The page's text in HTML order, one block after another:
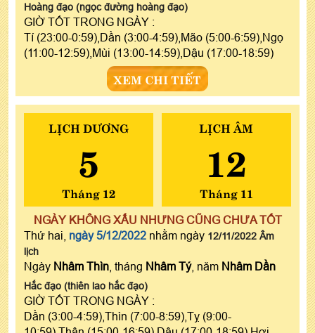
Hoàng đạo (ngọc đường hoàng đạo)
GIỜ TỐT TRONG NGÀY :
Tí (23:00-0:59),Dần (3:00-4:59),Mão (5:00-6:59),Ngọ
(11:00-12:59),Mùi (13:00-14:59),Dậu (17:00-18:59)
XEM CHI TIẾT
LỊCH DƯƠNG
5
Tháng 12
LỊCH ÂM
12
Tháng 11
NGÀY KHÔNG XẤU NHƯNG CŨNG CHƯA TỐT
Thứ hai, ngày 5/12/2022 nhằm ngày 12/11/2022 Âm
lịch
Ngày Nhâm Thìn , tháng Nhâm Tý, năm Nhâm Dần
Hắc đạo (thiên lao hắc đạo)
GIỜ TỐT TRONG NGÀY :
Dần (3:00-4:59),Thìn (7:00-8:59),Tỵ (9:00-